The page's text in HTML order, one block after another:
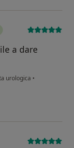
a dare
urologica •